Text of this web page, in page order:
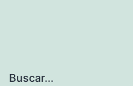
Buscar...